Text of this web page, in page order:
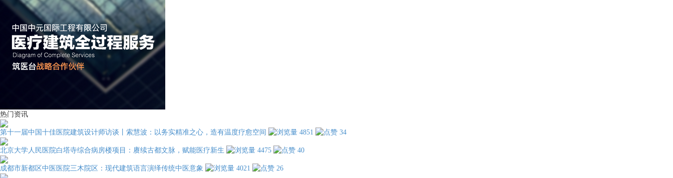
热门资讯
第十一届中国十佳医院建筑设计师访谈丨索慧波：以务实精准之心，造有温度疗愈空间 4851 34
北京大学人民医院白塔寺综合病房楼项目：赓续古都文脉，赋能医疗新生 4475 40
成都市新都区中医医院三木院区：现代建筑语言演绎传统中医意象 4021 26